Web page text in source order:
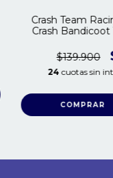
Crash Team
Crash Bandicoot
$139.900
24 cuotas sin
COMPRAR